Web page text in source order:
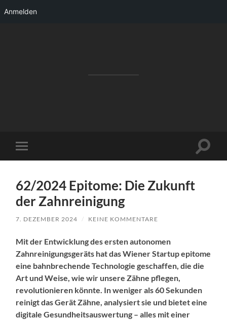
Anmelden
Mobile-
Menü
62/2024 Epitome: Die Zukunft
der Zahnreinigung
7. DEZEMBER 2024 / KEINE KOMMENTARE
Mit der Entwicklung des ersten autonomen
Zahnreinigungsgeräts hat das Wiener Startup epitome
eine bahnbrechende Technologie geschaffen, die die
Art und Weise, wie wir unsere Zähne pflegen,
revolutionieren könnte. In weniger als 60 Sekunden
reinigt das Gerät Zähne, analysiert sie und bietet eine
digitale Gesundheitsauswertung – alles mit einer